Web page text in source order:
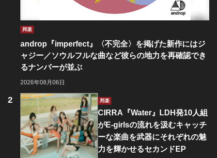
邦楽
androp『imperfect』〈不完全〉を掲げた新作にはジ
ャジー／ソウルフルな曲など彼らの地力を再確認でき
るナンバーが並ぶ
2026年08月06日
邦楽
CIRRA『Water』LDH発10人組
がE-girlsの流れを汲むキャッチ
ーな楽曲を武器にそれぞれの魅
力を輝かせるセカンドEP